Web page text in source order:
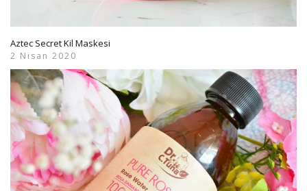
Aztec Secret Kil Maskesi
2 Nisan 2020